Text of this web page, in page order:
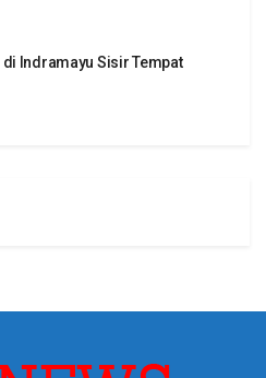
Indramayu Sisir Tempat